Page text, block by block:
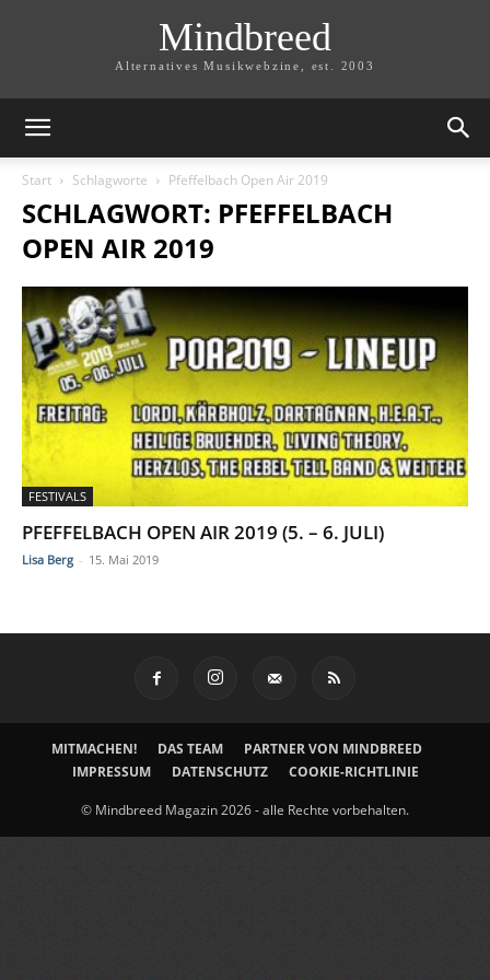
Mindbreed
Alternatives Musikwebzine, est. 2003
Start Schlagworte Pfeffelbach Open Air 2019
SCHLAGWORT: PFEFFELBACH
OPEN AIR 2019
FESTIVALS
PFEFFELBACH OPEN AIR 2019 (5. – 6. JULI)
Lisa Berg - 15. Mai 2019
MITMACHEN! DAS TEAM
PARTNER VON MINDBREED
IMPRESSUM
DATENSCHUTZ COOKIE-RICHTLINIE
© Mindbreed Magazin 2026 - alle Rechte vorbehalten.